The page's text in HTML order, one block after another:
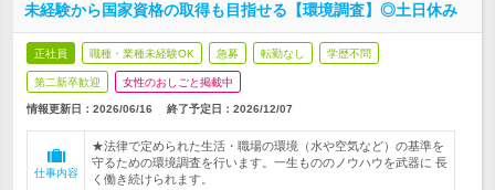
未経験から国家資格の取得も目指せる【環境調査】◎土日休み
正社員 職種・業種未経験OK 急募 転勤なし 学歴不問
第二新卒歓迎 女性のおしごと掲載中
情報更新日：2026/06/16 終了予定日： 2026/12/07
仕事内容
★法律で定められた生活・職場の環境（水や空気など）の基準を
守るための環境調査を行います。一生もののノウハウを武器に 長
く働き続けられます。